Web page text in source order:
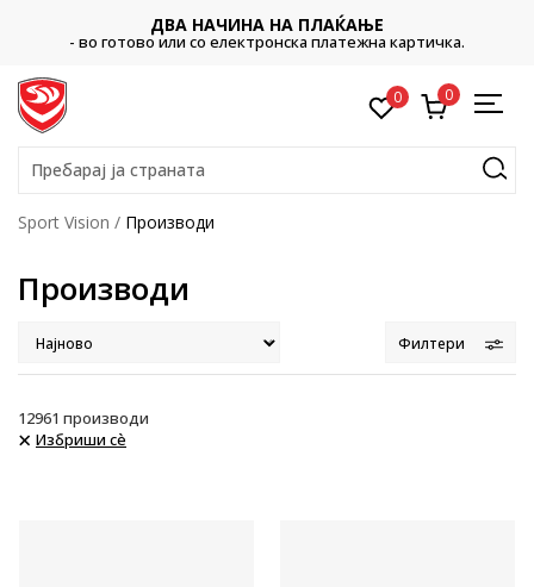
CLICK & COLLECT
Платете со картичка online и подигнете во продавницата
ваш избор
0 0
Пребарај ја страната
Sport Vision Производи
Производи
Филтери
12961 производи
Избриши сè